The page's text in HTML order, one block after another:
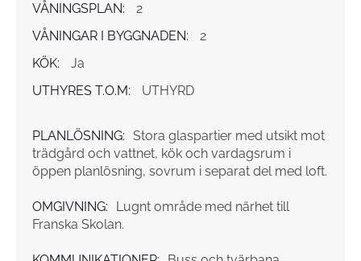
VÅNINGSPLAN:
2
VÅNINGAR I BYGGNADEN:
2
KÖK:
Ja
UTHYRES T.O.M:
UTHYRD
PLANLÖSNING: Stora glaspartier med utsikt mot
trädgård och vattnet, kök och vardagsrum i
öppen planlösning, sovrum i separat del med loft.
OMGIVNING:
Lugnt område med närhet till
Franska Skolan.